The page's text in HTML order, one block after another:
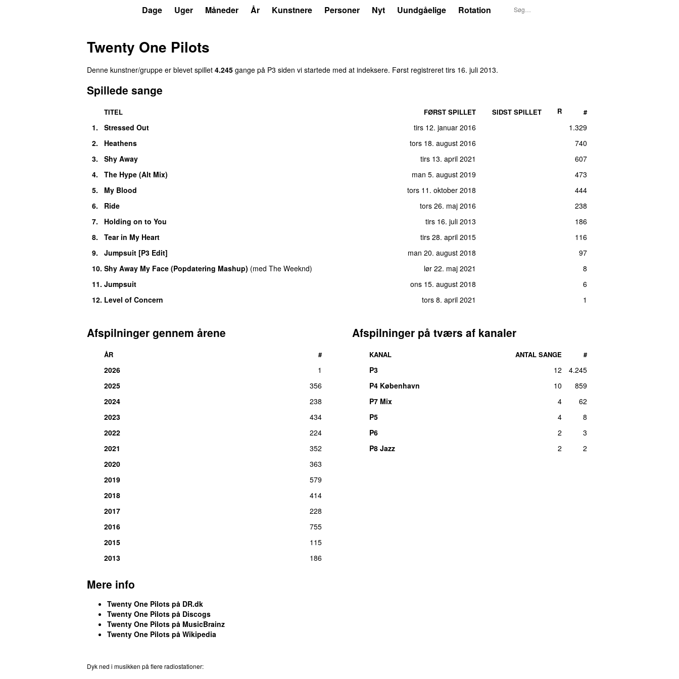
Dage Uger Måneder År Kunstnere Personer Nyt Uundgåelige Rotation
Twenty One Pilots
Denne kunstner/gruppe er blevet spillet 4.245 gange på P3 siden vi startede med at indeksere. Først registreret tirs 16. juli 2013.
Spillede sange
TITEL FØRST SPILLET SIDST SPILLET R #
1. Stressed Out tirs 12. januar 2016
1.329
2.
Heathens tors 18. august 2016
740
3.
Shy Away tirs 13. april 2021
607
4.
The Hype (Alt Mix) man 5. august 2019
473
5.
My Blood tors 11. oktober 2018
444
6.
Ride tors 26. maj 2016
238
7.
Holding on to You tirs 16. juli 2013
186
8.
Tear in My Heart tirs 28. april 2015
116
9.
Jumpsuit [P3 Edit] man 20. august 2018
97
10. Shy Away My Face (Popdatering Mashup) (med The Weeknd) lør 22. maj 2021
8
11. Jumpsuit ons 15. august 2018
6
12. Level of Concern tors 8. april 2021 1
Afspilninger gennem årene
ÅR #
2026
1
2025
356
2024
238
2023
434
2022
224
2021
352
2020
363
2019
579
2018
414
2017
228
2016
755
2015
115
2013
186
Afspilninger på tværs af kanaler
KANAL ANTAL SANGE #
P3 12
4.245
P4 København
10
859
P7 Mix
4
62
P5
4
8
P6
2
3
P8 Jazz
2 2
Mere info
Twenty One Pilots på DR.dk
Twenty One Pilots på Discogs
Twenty One Pilots på MusicBrainz
Twenty One Pilots på Wikipedia
Dyk ned i musikken på flere radiostationer: